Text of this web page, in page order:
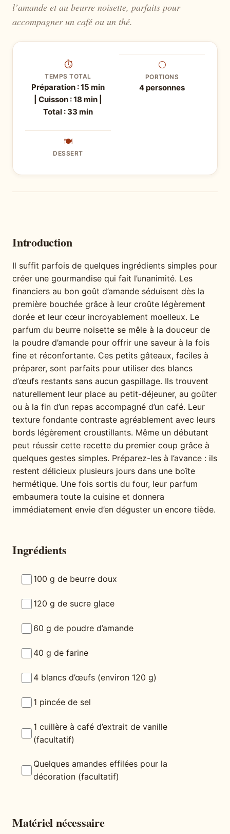
l’amande et au beurre noisette, parfaits pour
accompagner un café ou un thé.
⏱
TEMPS TOTAL
Préparation : 15 min
| Cuisson : 18 min |
Total : 33 min
⚪
PORTIONS
4 personnes
🍽
DESSERT
Introduction
Il suffit parfois de quelques ingrédients simples pour
créer une gourmandise qui fait l’unanimité. Les
financiers au bon goût d’amande séduisent dès la
première bouchée grâce à leur croûte légèrement
dorée et leur cœur incroyablement moelleux. Le
parfum du beurre noisette se mêle à la douceur de
la poudre d’amande pour offrir une saveur à la fois
fine et réconfortante. Ces petits gâteaux, faciles à
préparer, sont parfaits pour utiliser des blancs
d’œufs restants sans aucun gaspillage. Ils trouvent
naturellement leur place au petit-déjeuner, au goûter
ou à la fin d’un repas accompagné d’un café. Leur
texture fondante contraste agréablement avec leurs
bords légèrement croustillants. Même un débutant
peut réussir cette recette du premier coup grâce à
quelques gestes simples. Préparez-les à l’avance : ils
restent délicieux plusieurs jours dans une boîte
hermétique. Une fois sortis du four, leur parfum
embaumera toute la cuisine et donnera
immédiatement envie d’en déguster un encore tiède.
Ingrédients
100 g de beurre doux
120 g de sucre glace
60 g de poudre d’amande
40 g de farine
4 blancs d’œufs (environ 120 g)
1 pincée de sel
1 cuillère à café d’extrait de vanille
(facultatif)
Quelques amandes effilées pour la
décoration (facultatif)
Matériel nécessaire